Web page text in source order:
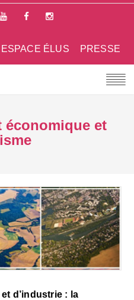
PRESSE
ESPACE ÉLUS
économique et
d’industrie : la